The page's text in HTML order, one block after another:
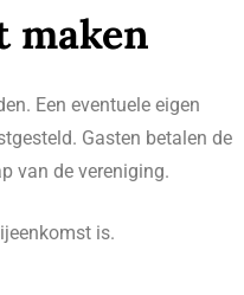
maken
Een eventuele eigen
Gasten betalen de
van de vereniging.
is.